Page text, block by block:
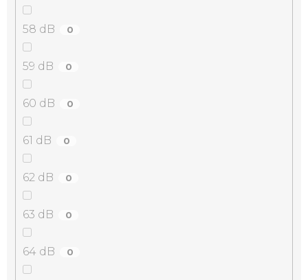
58 dB 0
59 dB 0
60 dB 0
61 dB 0
62 dB 0
63 dB 0
64 dB 0